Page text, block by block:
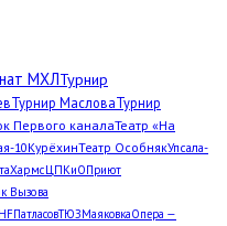
МХЛТурнир
Турнир МасловаТурнир
Первого каналаТеатр «На
10КурёхинТеатр ОсобнякУпсала-
ХармсЦПКиОПриют
Вызова
ПатласовТЮЗМаяковкаОпера —